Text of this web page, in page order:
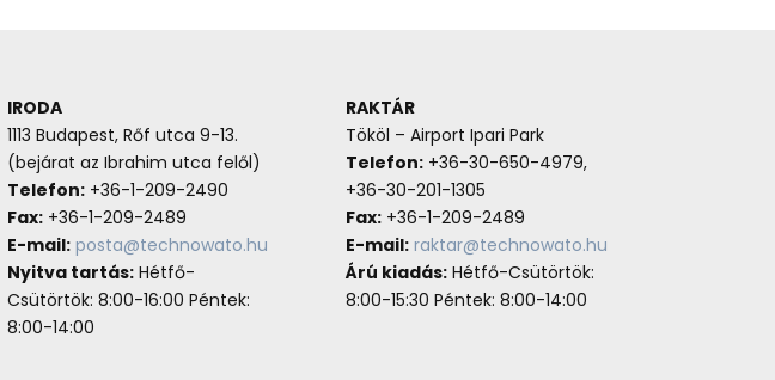
IRODA
1113 Budapest, Rőf utca 9-13.
(bejárat az Ibrahim utca felől)
Telefon:+36-1-209-2490
Fax:+36-1-209-2489
E-mail: posta@technowato.hu
Nyitva tartás:Hétfő-
Csütörtök: 8:00-16:00 Péntek:
8:00-14:00
RAKTÁR
Tököl – Airport Ipari Park
Telefon: +36-30-650-4979,
+36-30-201-1305
Fax: +36-1-209-2489
E-mail: raktar@technowato.hu
Árú kiadás: Hétfő-Csütörtök:
8:00-15:30 Péntek: 8:00-14:00